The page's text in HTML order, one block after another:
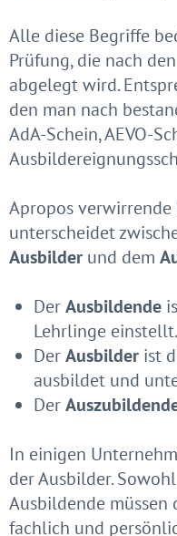
Alle diese Begriffe
Prüfung, die nach
abgelegt wird.
den man nach
AdA-Schein, AEVO-
Apropos verwirrende
unterscheidet
Ausbilder und dem
DerAusbildende
Lehrlinge einstellt.
DerAusbilder ist
ausbildet und
Der
In einigen
der Ausbilder.
Ausbildende müssen
fachlich und